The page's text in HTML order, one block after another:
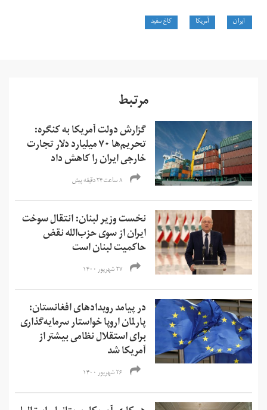
ایران آمریکا کاخ سفید
مرتبط
گزارش دولت آمریکا به کنگره:
تحریم‌ها ۷۰ میلیارد دلار تجارت
خارجی ایران را کاهش داد
۸ ساعت ۲۴ دقیقه پیش
نخست وزیر لبنان: انتقال سوخت
ایران از سوی حزب‌الله نقض
حاکمیت لبنان است
۲۷ شهریور ۱۴۰۰
در پیامد رویدادهای افغانستان:
پارلمان اروپا خواستار سرمایه‌گذاری
برای استقلال نظامی بیشتر از
آمریکا شد
۲۶ شهریور ۱۴۰۰